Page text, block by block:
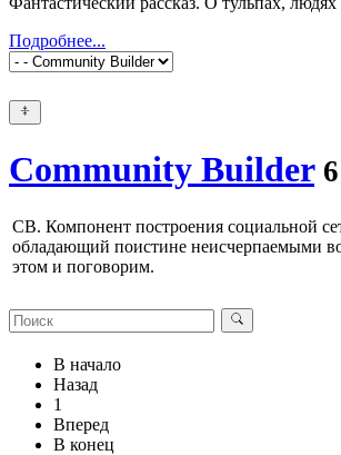
Подробнее...
Community Builder
CB. Компонент построения социальной
обладающий поистине неисчерпаемыми
этом и поговорим.
В начало
Назад
1
Вперед
В конец